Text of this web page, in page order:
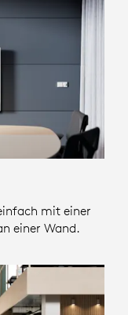
mit einer
einer Wand.